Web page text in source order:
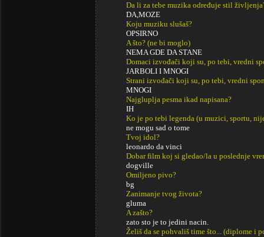
Da li za tebe muzika određuje stil
DA,MOZE
Koju muziku slušaš?
OPSIRNO
A što? (ne bi moglo)
NEMA GDE DA STANE
Domaci izvođači koji su, po tebi, vredni
JARBOLI I MNOGI
Strani izvođači koji su, po tebi, vredni
MNOGI
Najgluplja pesma ikad napisana?
IH
Ko je po tebi legenda (u muzici, sportu,
ne mogu sad o tome
Tvoj idol?
leonardo da vinci
Dobar film koj si gledao/la u poslednje
dogville
Omiljeno pivo?
bg
Zanimanje tvog života?
gluma
A zašto?
zato sto je to jedini nacin.
Želiš da se pohvališ time što... (diplome i